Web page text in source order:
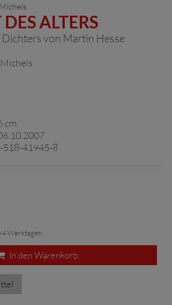
ALTERS
von Martin Hesse
cm
41945-8
Werktagen
In den Warenkorb